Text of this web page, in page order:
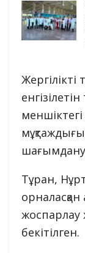
Тұран,
бекітілген.